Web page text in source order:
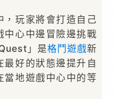
，玩家將會打造自己
中心中邊冒險邊挑戰
」是格鬥遊戲新
好的狀態邊提升自
當地遊戲中心中的等